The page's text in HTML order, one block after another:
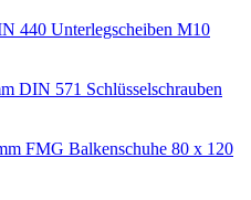
Unterlegscheiben M10
Schlüsselschrauben
FMG Balkenschuhe 80 x 120